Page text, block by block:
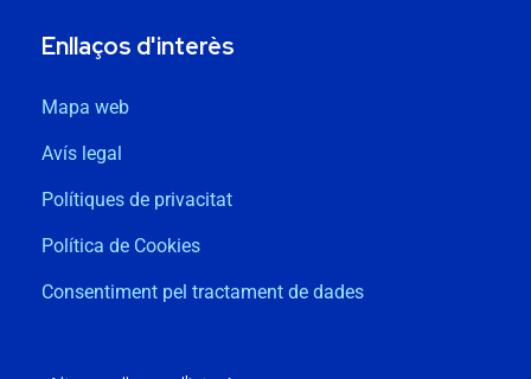
Enllaços d'interès
Mapa web
Avís legal
Polítiques de privacitat
Política de Cookies
Consentiment pel tractament de dades